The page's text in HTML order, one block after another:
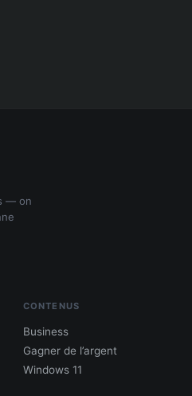
— on
CONTENUS
Business
Gagner de l’argent
Windows 11